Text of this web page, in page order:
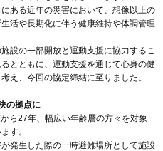
ある近年の災害において、想像以上の
活や長期化に伴う健康維持や体調管理
設の一部開放と運動支援に協力するこ
とともに、運動支援を通じて心身の健
え、今回の協定締結に至りました。
の拠点に
ら27年、幅広い年齢層の方々を対象
す。
発生した際の一時避難場所として施設